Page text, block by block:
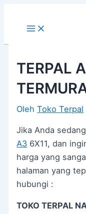
konten
TERPAL
OlehToko Terpal
Jika Anda
A3 6X11, dan
harga yang
halaman yang
hubungi :
TOKO TERPAL